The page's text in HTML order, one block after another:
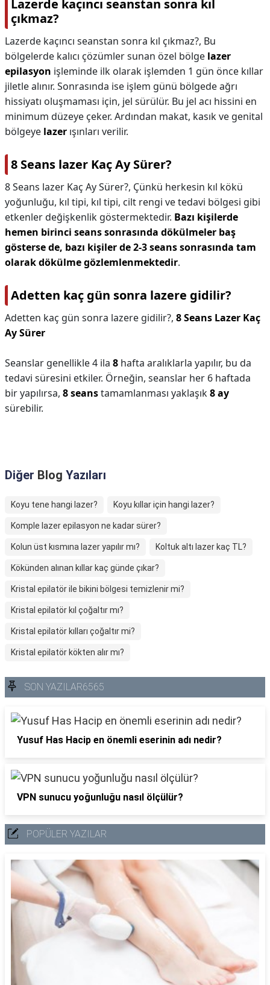
Lazerde kaçıncı seanstan sonra kıl
çıkmaz?
Lazerde kaçıncı seanstan sonra kıl çıkmaz?, Bu
bölgelerde kalıcı çözümler sunan özel bölge lazer
epilasyon işleminde ilk olarak işlemden 1 gün önce kıllar
jiletle alınır. Sonrasında ise işlem günü bölgede ağrı
hissiyatı oluşmaması için, jel sürülür. Bu jel acı hissini en
minimum düzeye çeker. Ardından makat, kasık ve genital
bölgeye lazer ışınları verilir.
8 Seans lazer Kaç Ay Sürer?
8 Seans lazer Kaç Ay Sürer?, Çünkü herkesin kıl kökü
yoğunluğu, kıl tipi, kıl tipi, cilt rengi ve tedavi bölgesi gibi
etkenler değişkenlik göstermektedir. Bazı kişilerde
hemen birinci seans sonrasında dökülmeler baş
gösterse de, bazı kişiler de 2-3 seans sonrasında tam
olarak dökülme gözlemlenmektedir.
Adetten kaç gün sonra lazere gidilir?
Adetten kaç gün sonra lazere gidilir?, 8 Seans Lazer Kaç
Ay Sürer
Seanslar genellikle 4 ila 8 hafta aralıklarla yapılır, bu da
tedavi süresini etkiler. Örneğin, seanslar her 6 haftada
bir yapılırsa, 8 seanstamamlanması yaklaşık8 ay
sürebilir.
Diğer Blog Yazıları
Koyu tene hangi lazer? Koyu kıllar için hangi lazer?
Komple lazer epilasyon ne kadar sürer?
Kolun üst kısmına lazer yapılır mı? Koltuk altı lazer kaç TL?
Kökünden alınan kıllar kaç günde çıkar?
Kristal epilatör ile bikini bölgesi temizlenir mi?
Kristal epilatör kıl çoğaltır mı?
Kristal epilatör kılları çoğaltır mi?
Kristal epilatör kökten alır mı?
SON YAZILAR6565
Yusuf Has Hacip en önemli eserinin adı nedir?
VPN sunucu yoğunluğu nasıl ölçülür?
POPÜLER YAZILAR